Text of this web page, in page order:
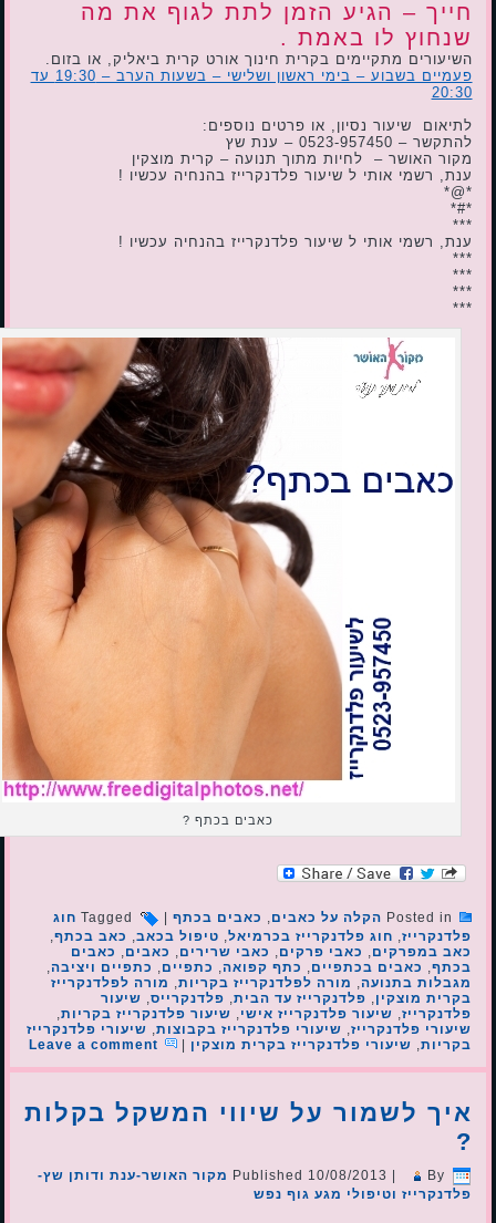
חייך – הגיע הזמן לתת לגוף את מה
שנחוץ לו באמת .
השיעורים מתקיימים בקרית חינוך אורט קרית ביאליק, או בזום.
פעמיים בשבוע – בימי ראשון ושלישי – בשעות הערב – 19:30 עד
20:30
לתיאום שיעור נסיון, או פרטים נוספים:
להתקשר – 0523-957450 – ענת שץ
מקור האושר – לחיות מתוך תנועה – קרית מוצקין
ענת, רשמי אותי ל שיעור פלדנקרייז בהנחיה עכשיו !
*@*
*#*
***
ענת, רשמי אותי ל שיעור פלדנקרייז בהנחיה עכשיו !
***
***
***
***
כאבים בכתף ?
Posted in הקלה על כאבים, כאבים בכתף Tagged חוג
פלדנקרייז, חוג פלדנקרייז בכרמיאל, טיפול בכאב, כאב בכתף,
כאב במפרקים, כאבי פרקים, כאבי שרירים, כאבים, כאבים
בכתף, כאבים בכתפיים, כתף קפואה, כתפיים, כתפיים ויציבה,
מגבלות בתנועה, מורה לפלדנקרייז בקריות, מורה לפלדנקרייז
בקרית מוצקין, פלדנקרייז עד הבית, פלדנקרייס, שיעור
פלדנקרייז, שיעור פלדנקרייז אישי, שיעור פלדנקרייז בקריות,
שיעורי פלדנקרייז, שיעורי פלדנקרייז בקבוצות, שיעורי פלדנקרייז
בקריות, שיעורי פלדנקרייז בקרית מוצקין |
Leave a comment
איך לשמור על שיווי המשקל בקלות
?
Published 10/08/2013 By
מקור האושר-ענת ודותן שץ-
פלדנקרייז וטיפולי מגע גוף נפש